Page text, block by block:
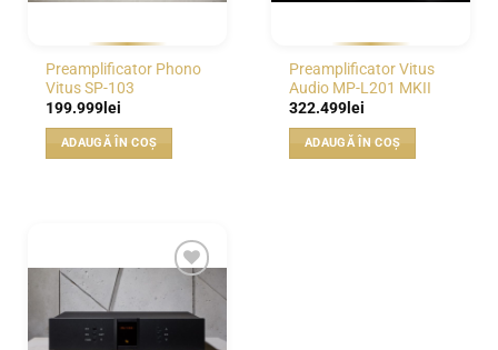
Preamplificator Phono
Vitus SP-103
199.999 lei
ADAUGĂ ÎN COȘ
Preamplificator Vitus
Audio MP-L201 MKII
322.499 lei
ADAUGĂ ÎN COȘ
WISHLIST